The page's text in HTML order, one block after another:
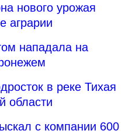
нового урожая
аграрии
нападала на
в реке Тихая
области
с компании 600